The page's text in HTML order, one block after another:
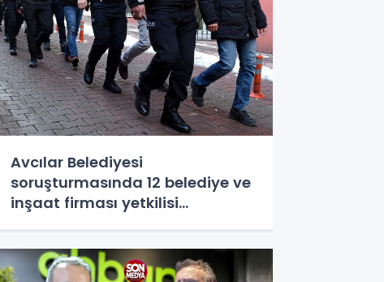
Avcılar Belediyesi
soruşturmasında 12 belediye ve
inşaat firması yetkilisi